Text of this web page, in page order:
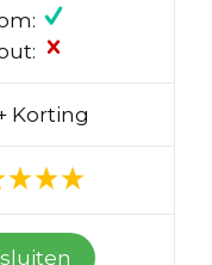
Korting